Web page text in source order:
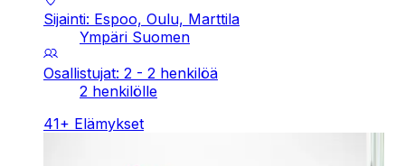
Sijainti: Espoo, Oulu, Marttila
Ympäri Suomen
Osallistujat: 2 - 2 henkilöä
2 henkilölle
41+ Elämykset